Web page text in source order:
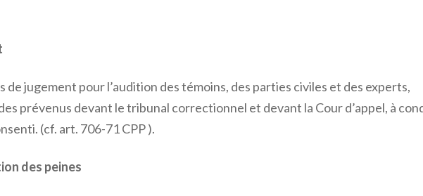
de jugement pour l’audition des témoins, des parties civiles et des experts,
prévenus devant le tribunal correctionnel et devant la Cour d’appel, à
(cf. art. 706-71 CPP ).
des peines